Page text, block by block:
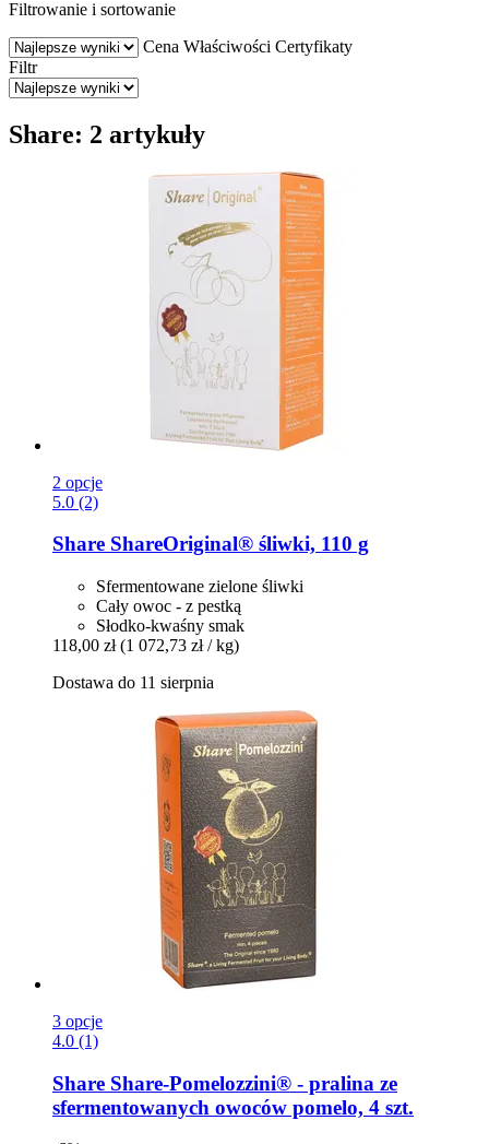
Filtrowanie i sortowanie
Cena Właściwości Certyfikaty
Filtr
Share: 2 artykuły
2 opcje
5.0 (2)
Share ShareOriginal® śliwki, 110 g
Sfermentowane zielone śliwki
Cały owoc - z pestką
Słodko-kwaśny smak
118,00 zł (1 072,73 zł / kg)
Dostawa do 11 sierpnia
3 opcje
4.0 (1)
Share Share-​Pomelozzini® -​ pralina ze
sfermentowanych owoców pomelo, 4 szt.